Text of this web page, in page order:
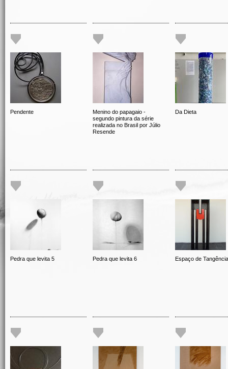
Pendente
Menino do papagaio -
segundo pintura da série
realizada no Brasil por Júlio
Resende
Da Dieta
Pedra que levita 5 Pedra que levita 6 Espaço de Tangência